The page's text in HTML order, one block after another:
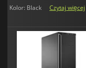
Kolor: Black Czytaj więcej